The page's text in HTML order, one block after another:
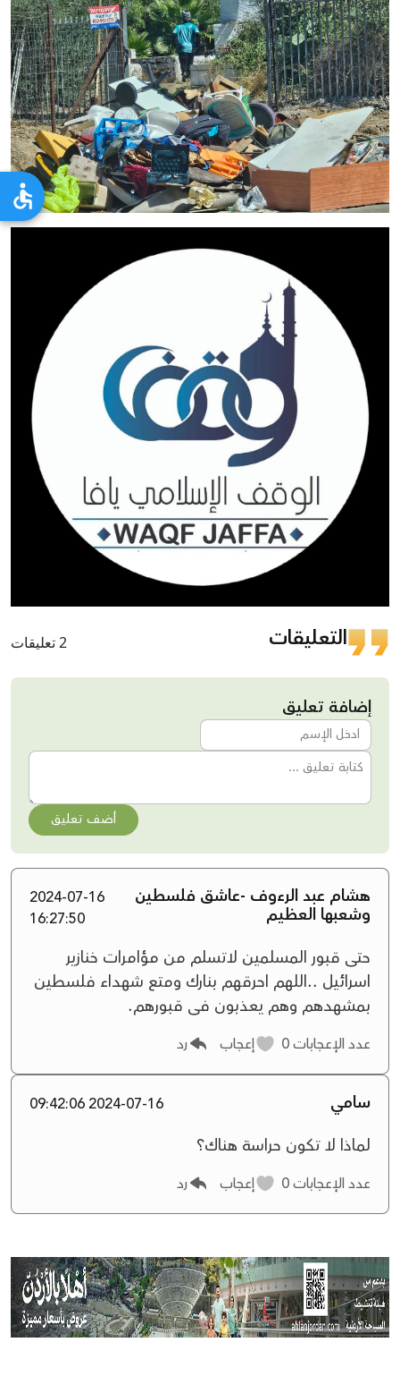
التعليقات 2 تعليقات
إضافة تعليق
أضف تعليق
هشام عبد الرءوف -عاشق فلسطين
وشعبها العظيم
2024-07-16
16:27:50
حتى قبور المسلمين لاتسلم من مؤامرات خنازير
اسرائيل ..اللهم احرقهم بنارك ومتع شهداء فلسطين
بمشهدهم وهم يعذبون فى قبورهم.
عدد الإعجابات إعجاب رد
سامي 2024-07-16 09:42:06
لماذا لا تكون حراسة هناك؟
عدد الإعجابات إعجاب رد